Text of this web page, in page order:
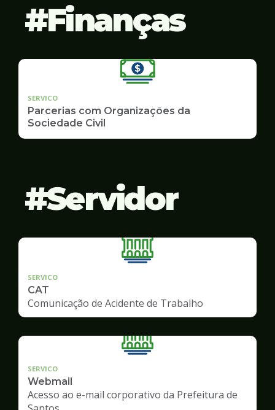
Finanças
SERVICO
Parcerias com Organizações da
Sociedade Civil
Servidor
SERVICO
CAT
Comunicação de Acidente de Trabalho
SERVICO
Webmail
Acesso ao e-mail corporativo da Prefeitura de